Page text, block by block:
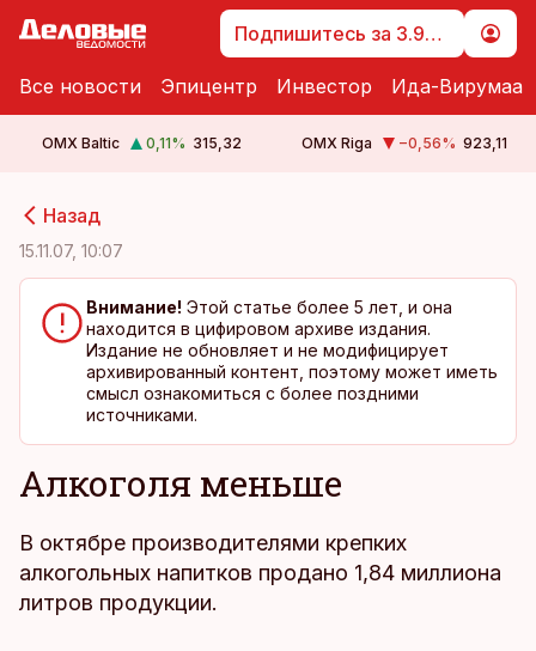
Подпишитесь за 3.99 €
Все новости Эпицентр Инвестор Ида-Вирумаа
OMX Baltic 0,11% 315,32 OMX Riga −0,56% 923,11
Назад
15.11.07, 10:07
Внимание! Этой статье более 5 лет, и она
находится в цифировом архиве издания.
Издание не обновляет и не модифицирует
архивированный контент, поэтому может иметь
смысл ознакомиться с более поздними
источниками.
Алкоголя меньше
В октябре производителями крепких
алкогольных напитков продано 1,84 миллиона
литров продукции.